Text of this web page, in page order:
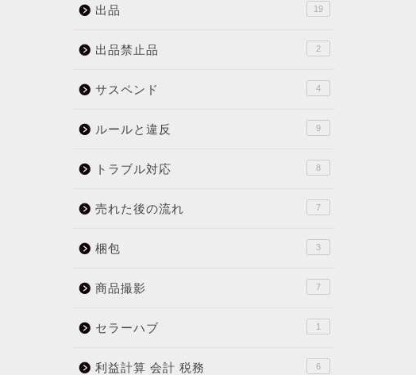
出品 19
出品禁止品 2
サスペンド 4
ルールと違反 9
トラブル対応 8
売れた後の流れ 7
梱包 3
商品撮影 7
セラーハブ 1
利益計算 会計 税務 6